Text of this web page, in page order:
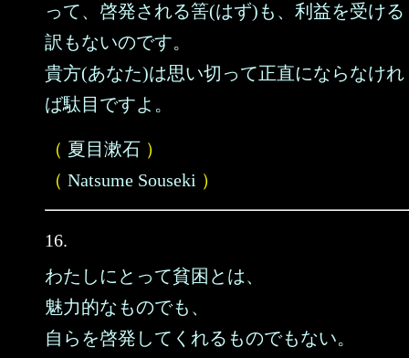
って、啓発される筈(はず)も、利益を受ける
訳もないのです。
貴方(あなた)は思い切って正直にならなけれ
ば駄目ですよ。
（ 夏目漱石 ）
（ Natsume Souseki ）
16.
わたしにとって貧困とは、
魅力的なものでも、
自らを啓発してくれるものでもない。